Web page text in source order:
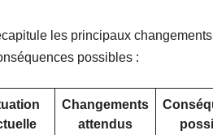
les principaux changements
possibles :
Changements
attendus